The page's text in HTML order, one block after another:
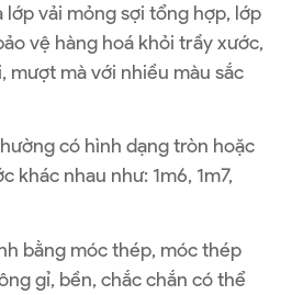
vải mỏng sợi tổng hợp, lớp
vệ hàng hoá khỏi trầy xước,
mượt mà với nhiều màu sắc
có hình dạng tròn hoặc
khác nhau như: 1m6, 1m7,
bằng móc thép, móc thép
gỉ, bền, chắc chắn có thể